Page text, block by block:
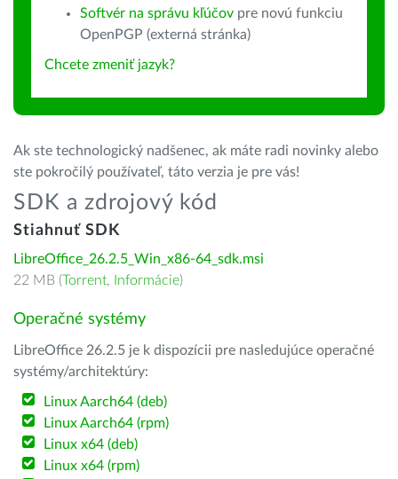
Softvér na správu kľúčov pre novú funkciu
OpenPGP (externá stránka)
Chcete zmeniť jazyk?
Ak ste technologický nadšenec, ak máte radi novinky alebo
ste pokročilý používateľ, táto verzia je pre vás!
SDK a zdrojový kód
Stiahnuť SDK
LibreOffice_26.2.5_Win_x86-64_sdk.msi
22 MB (Torrent, Informácie)
Operačné systémy
LibreOffice 26.2.5 je k dispozícii pre nasledujúce operačné
systémy/architektúry:
Linux Aarch64 (deb)
Linux Aarch64 (rpm)
Linux x64 (deb)
Linux x64 (rpm)